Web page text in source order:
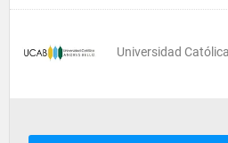
Universidad